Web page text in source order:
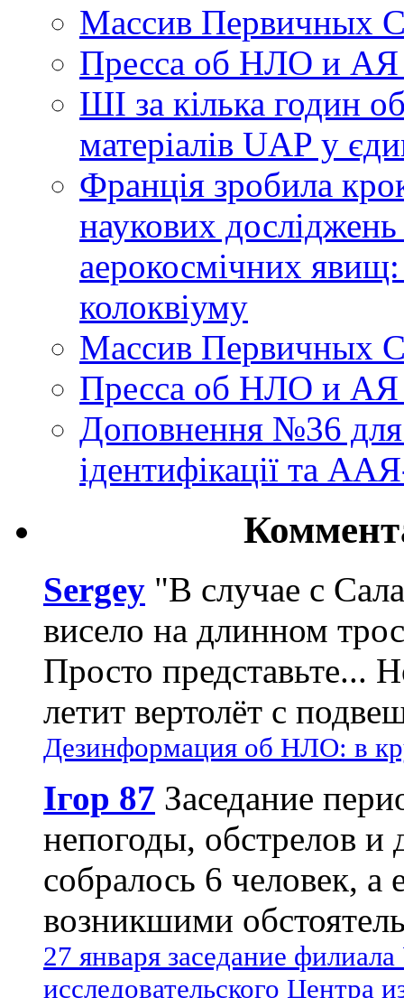
Массив Первичных
Пресса об НЛО и
ШІ за кілька годин
матеріалів UAP у
Франція зробила
наукових
аерокосмічних
колоквіуму
Массив Первичных
Пресса об НЛО и
Доповнення №36
ідентифікації та
Sergey "В случае с
висело на длинном
Просто представьте...
летит вертолёт с
Дезинформация об НЛО: в
Ігор 87 Заседание
непогоды, обстрелов и
собралось 6 человек, а
возникшими
27 января заседание
исследовательского Центра